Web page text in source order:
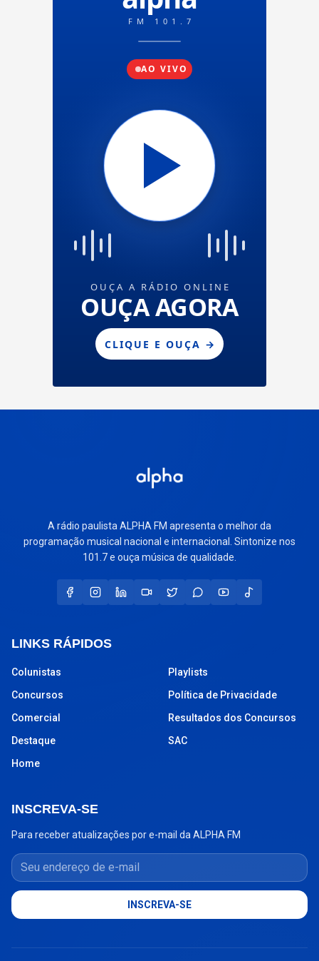
A rádio paulista ALPHA FM apresenta o melhor da
programação musical nacional e internacional. Sintonize nos
101.7 e ouça música de qualidade.
LINKS RÁPIDOS
Colunistas
Concursos
Comercial
Destaque
Home
Playlists
Política de Privacidade
Resultados dos Concursos
SAC
INSCREVA-SE
Para receber atualizações por e-mail da ALPHA FM
Seu endereço de e-mail
INSCREVA-SE